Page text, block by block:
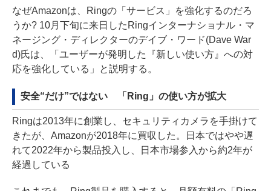
なぜAmazonは、Ringの「サービス」を強化するのだろ
うか? 10月下旬に来日したRingインターナショナル・マ
ネージング・ディレクターのデイブ・ワード(Dave War
d)氏は、「ユーザーが発明した『新しい使い方』への対
応を強化している」と説明する。
安全“だけ”ではない 「Ring」の使い方が拡大
Ringは2013年に創業し、セキュリティカメラを手掛けて
きたが、Amazonが2018年に買収した。日本ではやや遅
れて2022年から製品投入し、日本市場参入から約2年が
経過している